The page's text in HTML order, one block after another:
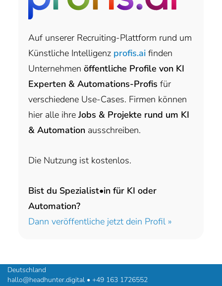
Auf unserer Recruiting-Plattform rund um
Künstliche Intelligenz profis.ai finden
Unternehmen öffentliche Profile von KI
Experten & Automations-Profis für
verschiedene Use-Cases. Firmen können
hier alle ihreJobs & Projekte rund um KI
& Automation ausschreiben.
Die Nutzung ist kostenlos.
Bist du Spezialist•in für KI oder
Automation?
Dann veröffentliche jetzt dein Profil »
Deutschland
hallo@headhunter.digital • +49 163 1726552